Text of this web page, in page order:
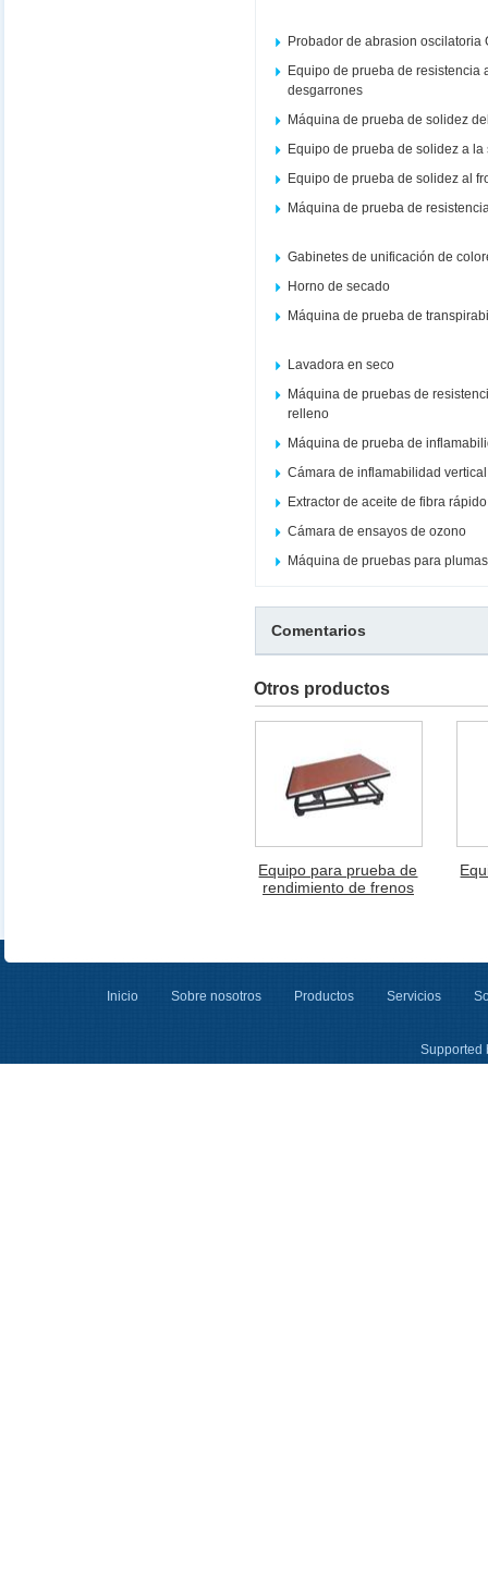
Probador de abrasion oscilatoria
Equipo de prueba de resistencia
desgarrones
Máquina de prueba de solidez
Equipo de prueba de solidez a
Equipo de prueba de solidez al
Máquina de prueba de
Gabinetes de unificación de
Horno de secado
Máquina de prueba de
Lavadora en seco
Máquina de pruebas de
relleno
Máquina de prueba de
Cámara de inflamabilidad vertical
Extractor de aceite de fibra
Cámara de ensayos de ozono
Máquina de pruebas para
Comentarios
Otros productos
Equipo para prueba de
rendimiento de frenos
Inicio Sobre nosotros Productos Servicios
Supported